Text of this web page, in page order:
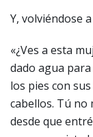
Y, volviéndose
«¿Ves a esta
dado agua
los pies con
cabellos. Tú no
desde que